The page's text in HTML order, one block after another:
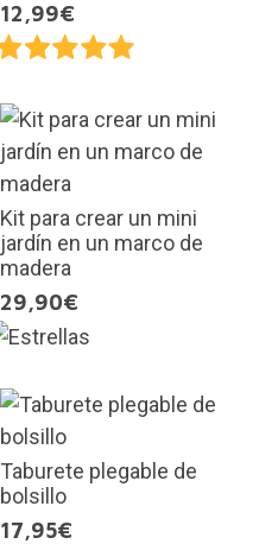
12,99€
Kit para crear un mini
jardín en un marco de
madera
29,90€
Taburete plegable de
bolsillo
17,95€